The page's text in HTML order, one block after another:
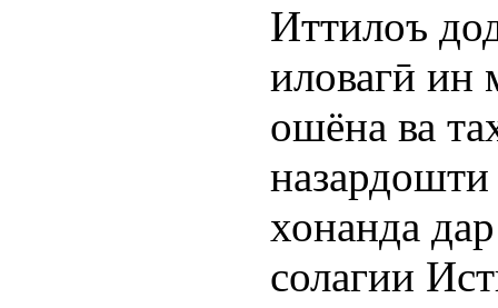
Иттилоъ
иловагӣ ин
ошёна ва
хонанда
солагии